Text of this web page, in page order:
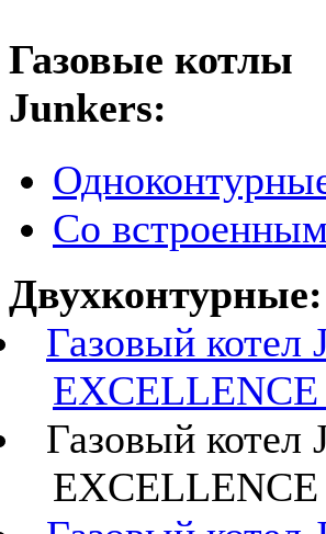
Газовые котлы
Junkers:
Со
Двухконтурные:
Газовый котел
Газовый котел